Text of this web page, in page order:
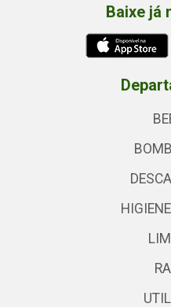
Baixe já